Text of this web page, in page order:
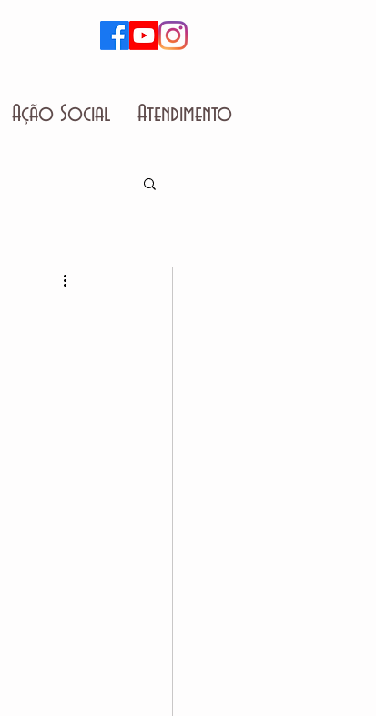
Ação Social Atendimento